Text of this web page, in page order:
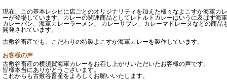
現在、この基本レシピに店ごとのオリジナリティを加えた様々なよこすか海軍カレ
ーが登場しています。カレーの関連商品としてレトルトカレーはいうに及ばず海軍
カレーパン、海軍カレーラーメン、 カレーサブレ、カレーマドレーヌなどの商品
開発されています。
古敷谷畜産でも、こだわりの特製よこすか海軍カレーを製作しています。
お客様の声
古敷谷畜産の横須賀海軍カレーをお召し上がりいただいたお客様の声です。
皆様本当にありがとうございます。
これからも古敷谷畜産をよろしくお願いいたします。